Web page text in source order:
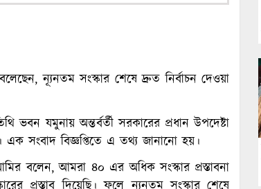
ন্যূনতম সংস্কার শেষে দ্রুত নির্বাচন দেওয়া
ভবন যমুনায় অন্তর্বর্তী সরকারের প্রধান উপদেষ্টা
সংবাদ বিজ্ঞপ্তিতে এ তথ্য জানানো হয়।
আমির বলেন, আমরা ৪০ এর অধিক সংস্কার প্রস্তাবনা